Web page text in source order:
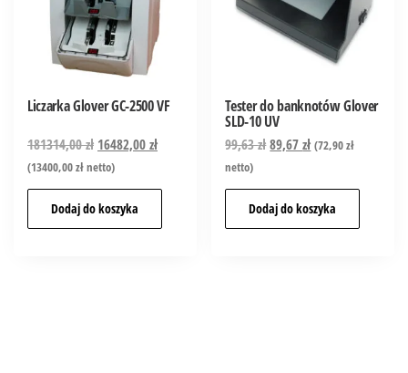
Liczarka Glover GC-2500 VF
181314,00zł 16482,00zł
(13400,00złnetto)
Dodaj do koszyka
Tester do banknotów Glover
SLD-10 UV
99,63zł89,67zł (72,90zł
netto)
Dodaj do koszyka